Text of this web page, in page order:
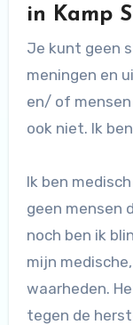
in Kamp
Je kunt geen
meningen en
en/ of
ook niet. Ik
Ik ben
geen mensen
noch ben ik
mijn
waarheden.
tegen de